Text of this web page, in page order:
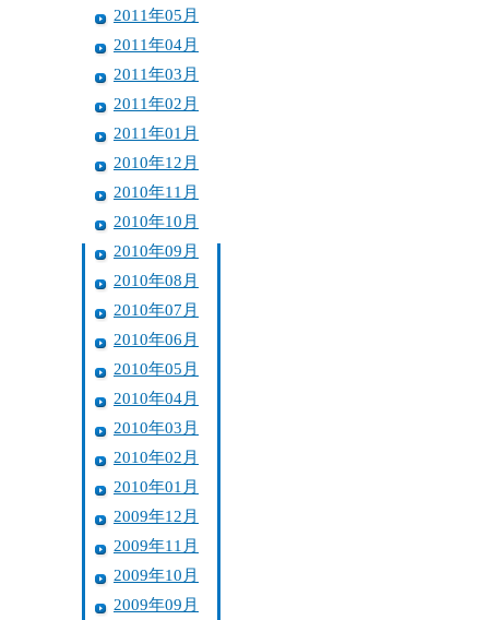
2011年05月
2011年04月
2011年03月
2011年02月
2011年01月
2010年12月
2010年11月
2010年10月
2010年09月
2010年08月
2010年07月
2010年06月
2010年05月
2010年04月
2010年03月
2010年02月
2010年01月
2009年12月
2009年11月
2009年10月
2009年09月